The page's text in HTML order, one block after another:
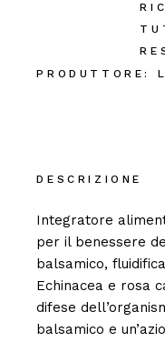
PRODUTTORE:
DESCRIZIONE
Integratore
per il benessere
balsamico,
Echinacea e rosa
difese
balsamico e